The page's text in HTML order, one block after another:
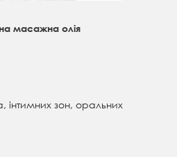
масажна олія
інтимних зон, оральних